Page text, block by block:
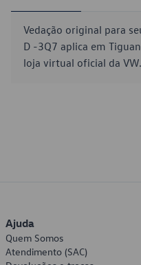
Vedação original para
D -3Q7 aplica em
loja virtual oficial da VW.
Ajuda
Quem Somos
Atendimento (SAC)